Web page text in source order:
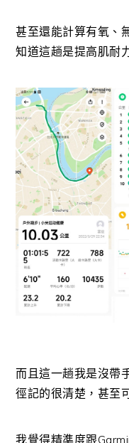
甚至還能計算有氧、
知道這趟是提高肌耐
而且這一趟我是沒帶
徑記的很清楚，甚至
我覺得精準度跟